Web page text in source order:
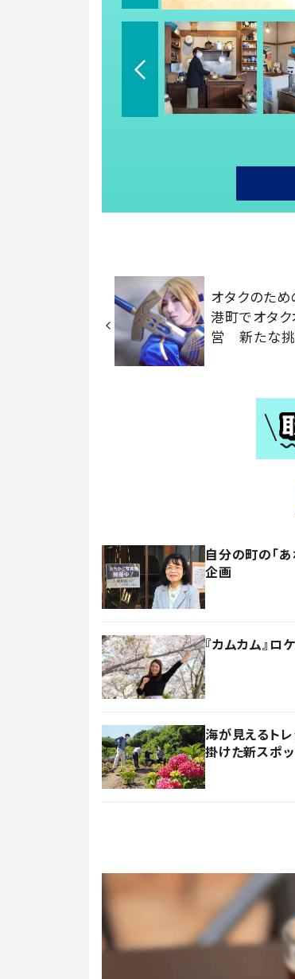
オタクのため
港町でオタ
営 新たな
自分の町の「
企画
『カムカム』
海が見えるト
掛けた新スポッ